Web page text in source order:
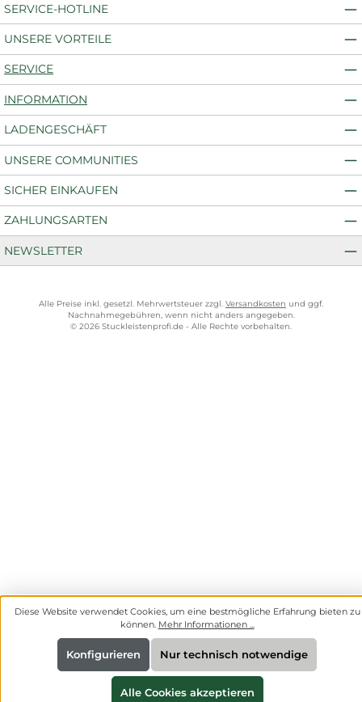
SERVICE-HOTLINE
UNSERE VORTEILE
SERVICE
INFORMATION
LADENGESCHÄFT
UNSERE COMMUNITIES
SICHER EINKAUFEN
ZAHLUNGSARTEN
NEWSLETTER
Alle Preise inkl. gesetzl. Mehrwertsteuer zzgl. Versandkosten und ggf.
Nachnahmegebühren, wenn nicht anders angegeben.
© 2026 Stuckleistenprofi.de - Alle Rechte vorbehalten.
Diese Website verwendet Cookies, um eine bestmögliche Erfahrung bieten zu
können. Mehr Informationen ...
Nur technisch notwendige
Konfigurieren
Alle Cookies akzeptieren